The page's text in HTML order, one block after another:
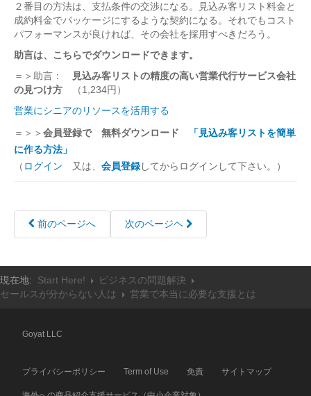
２番目の方法は、支払条件の交渉になる。見込み客リスト料金と
成約料金でパッケージにするような契約になる。それでもコスト
パフォーマンスが良ければ、その会社を採用すべきだろう。
助言は、こちらでダウンロードできます。
＝＞助言：
見込み客リストの精度の高い営業代行サービス会社
の見つけ方
（1,234円）
営業にシニアのリソースを活用する
＝＞＞ 会員登録で 無料ダウンロード
「見込み客リストを簡単
に作る方法」
（ ログイン 又は、 会員登録してからログインして下さい。）
前のページへ 次のページヘ
現在地: Start Here!
ビジネスの問題解決
セールスが分からない人は
営業で本当に必要な支援とは
Goyat LLC
プライバシーポリシー Term of Use 免責 サイトマップ